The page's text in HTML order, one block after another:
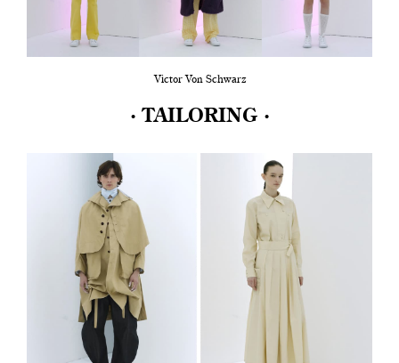
Victor Von Schwarz
· TAILORING ·